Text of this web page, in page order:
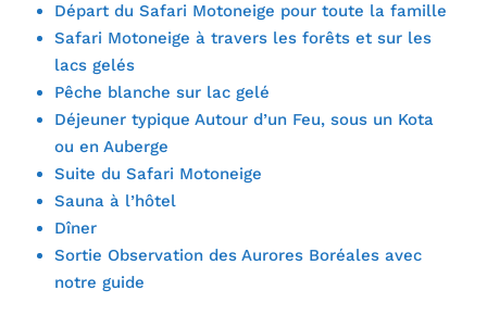
Départ du Safari Motoneige pour toute la famille
Safari Motoneige à travers les forêts et sur les
lacs gelés
Pêche blanche sur lac gelé
Déjeuner typique Autour d’un Feu, sous un Kota
ou en Auberge
Suite du Safari Motoneige
Sauna à l’hôtel
Dîner
Sortie Observation des Aurores Boréales avec
notre guide